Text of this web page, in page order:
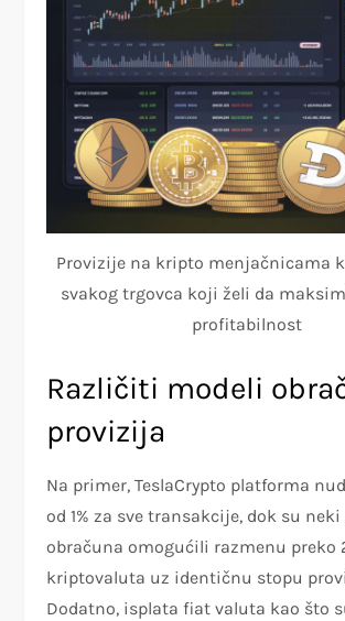
Provizije na kripto menjačnicama
svakog trgovca koji želi da
profitabilnost
Različiti modeli
provizija
Na primer, TeslaCrypto platforma
od 1% za sve transakcije, dok su
obračuna omogućili razmenu preko
kriptovaluta uz identičnu stopu
Dodatno, isplata fiat valuta kao što